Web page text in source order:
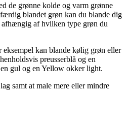
de grønne kolde og varm grønne
blandet grøn kan du blande dig
af hvilken type grøn du
kan blande kølig grøn eller
preusserblå og en
gul og en Yellow okker light.
samt at male mere eller mindre